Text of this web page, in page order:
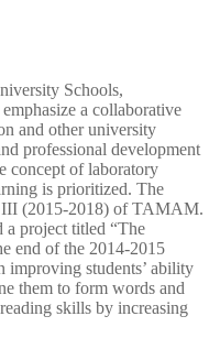
Schools,
a collaborative
and other university
professional development
concept of laboratory
is prioritized. The
(2015-2018) of TAMAM.
a project titled “The
end of the 2014-2015
improving students’ ability
them to form words and
skills by increasing